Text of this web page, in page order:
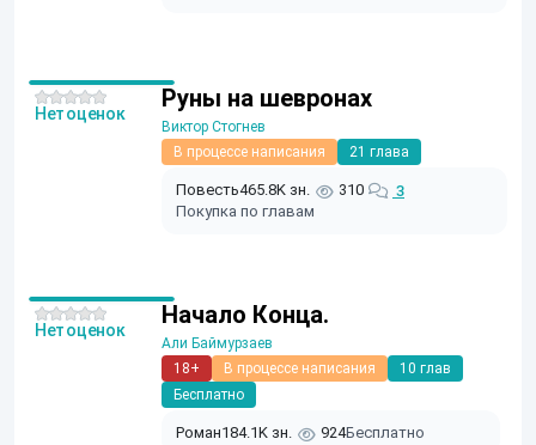
Руны на шевронах
Виктор Стогнев
В процессе написания
21 глава
Повесть465.8K зн. 310
3
Покупка по главам
Нет оценок
Начало Конца.
Али Баймурзаев
18+
В процессе написания
10 глав
Бесплатно
Роман184.1K зн. 924Бесплатно
Нет оценок